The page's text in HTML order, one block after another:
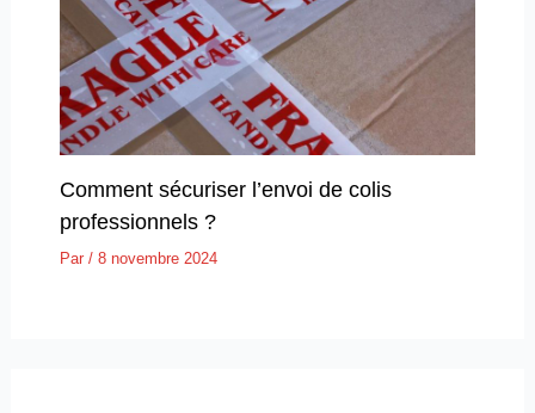
Comment sécuriser l’envoi de colis
professionnels ?
Par / 8 novembre 2024